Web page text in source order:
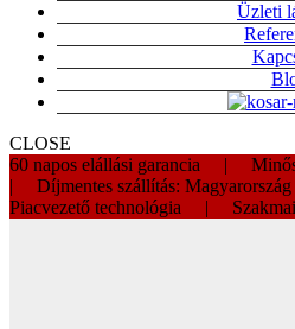
Üzleti
CLOSE
60 napos elállási garancia |
| Díjmentes szállítás:
Piacvezető technológia | Szakmai